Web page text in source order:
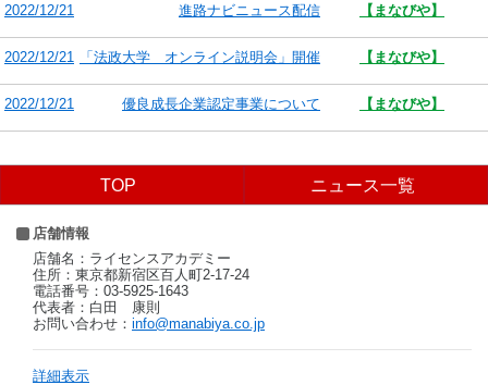
2022/12/21 【まなびや】
進路ナビニュース配信
2022/12/21 【まなびや】
「法政大学 オンライン説明会」開催
2022/12/21 【まなびや】
優良成長企業認定事業について
TOP ニュース一覧
店舗情報
店舗名：ライセンスアカデミー
住所：東京都新宿区百人町2-17-24
電話番号：03-5925-1643
代表者：白田 康則
お問い合わせ： info@manabiya.co.jp
詳細表示